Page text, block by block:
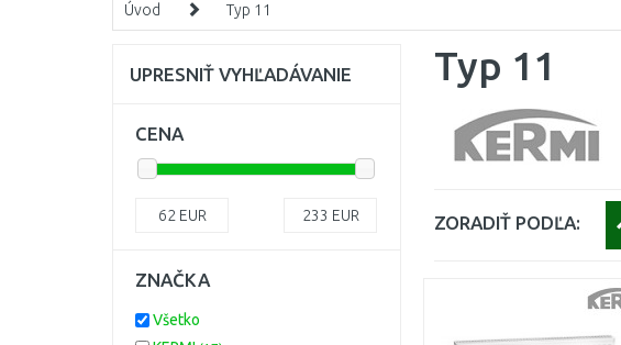
Úvod Typ 11
Typ 11
ZORADIŤ PODĽA:
UPRESNIŤ VYHĽADÁVANIE
CENA
62 EUR 233 EUR
ZNAČKA
Všetko